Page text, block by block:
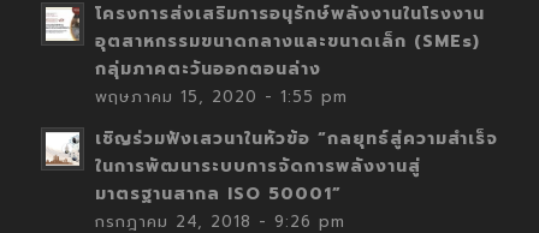
โครงการส่งเสริมการอนุรักษ์พลังงานในโรงงาน
อุตสาหกรรมขนาดกลางและขนาดเล็ก (SMEs)
กลุ่มภาคตะวันออกตอนล่าง
พฤษภาคม 15, 2020 - 1:55 pm
เชิญร่วมฟังเสวนาในหัวข้อ “กลยุทธ์สู่ความสำเร็จ
ในการพัฒนาระบบการจัดการพลังงานสู่
มาตรฐานสากล ISO 50001”
กรกฎาคม 24, 2018 - 9:26 pm